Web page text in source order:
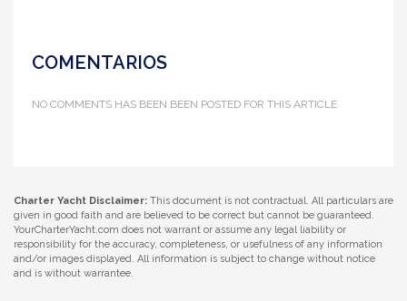
COMENTARIOS
NO COMMENTS HAS BEEN BEEN POSTED FOR THIS ARTICLE
Charter Yacht Disclaimer: This document is not contractual. All particulars are
given in good faith and are believed to be correct but cannot be guaranteed.
YourCharterYacht.com does not warrant or assume any legal liability or
responsibility for the accuracy, completeness, or usefulness of any information
and/or images displayed. All information is subject to change without notice
and is without warrantee.